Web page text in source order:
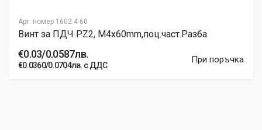
Арт. номер 1602 4 60
Винт за ПДЧ PZ2, M4x60mm,поц.част.Разба
€0.03/0.0587лв.
€0.0360/0.0704лв. с ДДС
При поръчка